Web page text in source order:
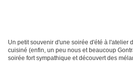
Un petit souvenir d'une soirée d'été à l'atelier
cuisiné (enfin, un peu nous et beaucoup
soirée fort sympathique et découvert des